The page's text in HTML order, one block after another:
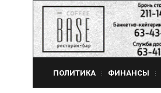
ПОЛИТИКА ФИНАНСЫ